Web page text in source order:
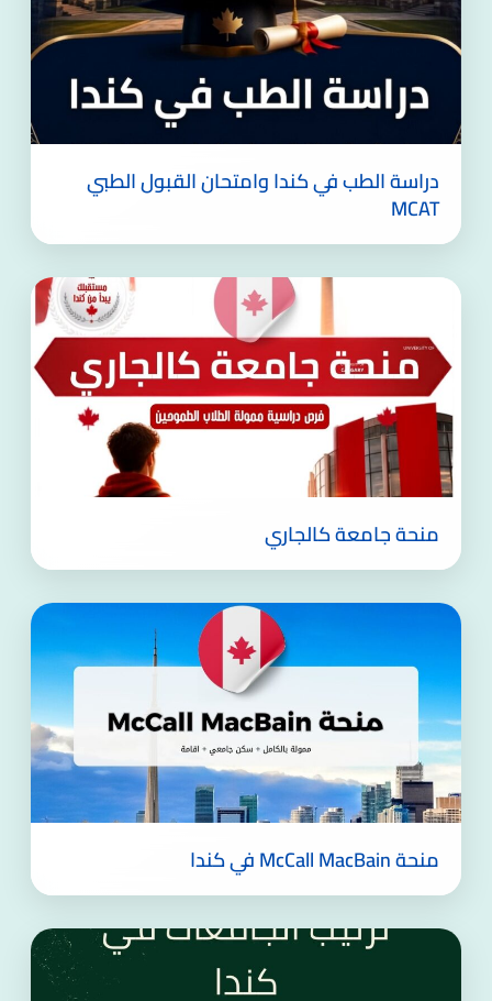
دراسة الطب في كندا وامتحان القبول الطبي
MCAT
منحة جامعة كالجاري
منحة McCall MacBain في كندا